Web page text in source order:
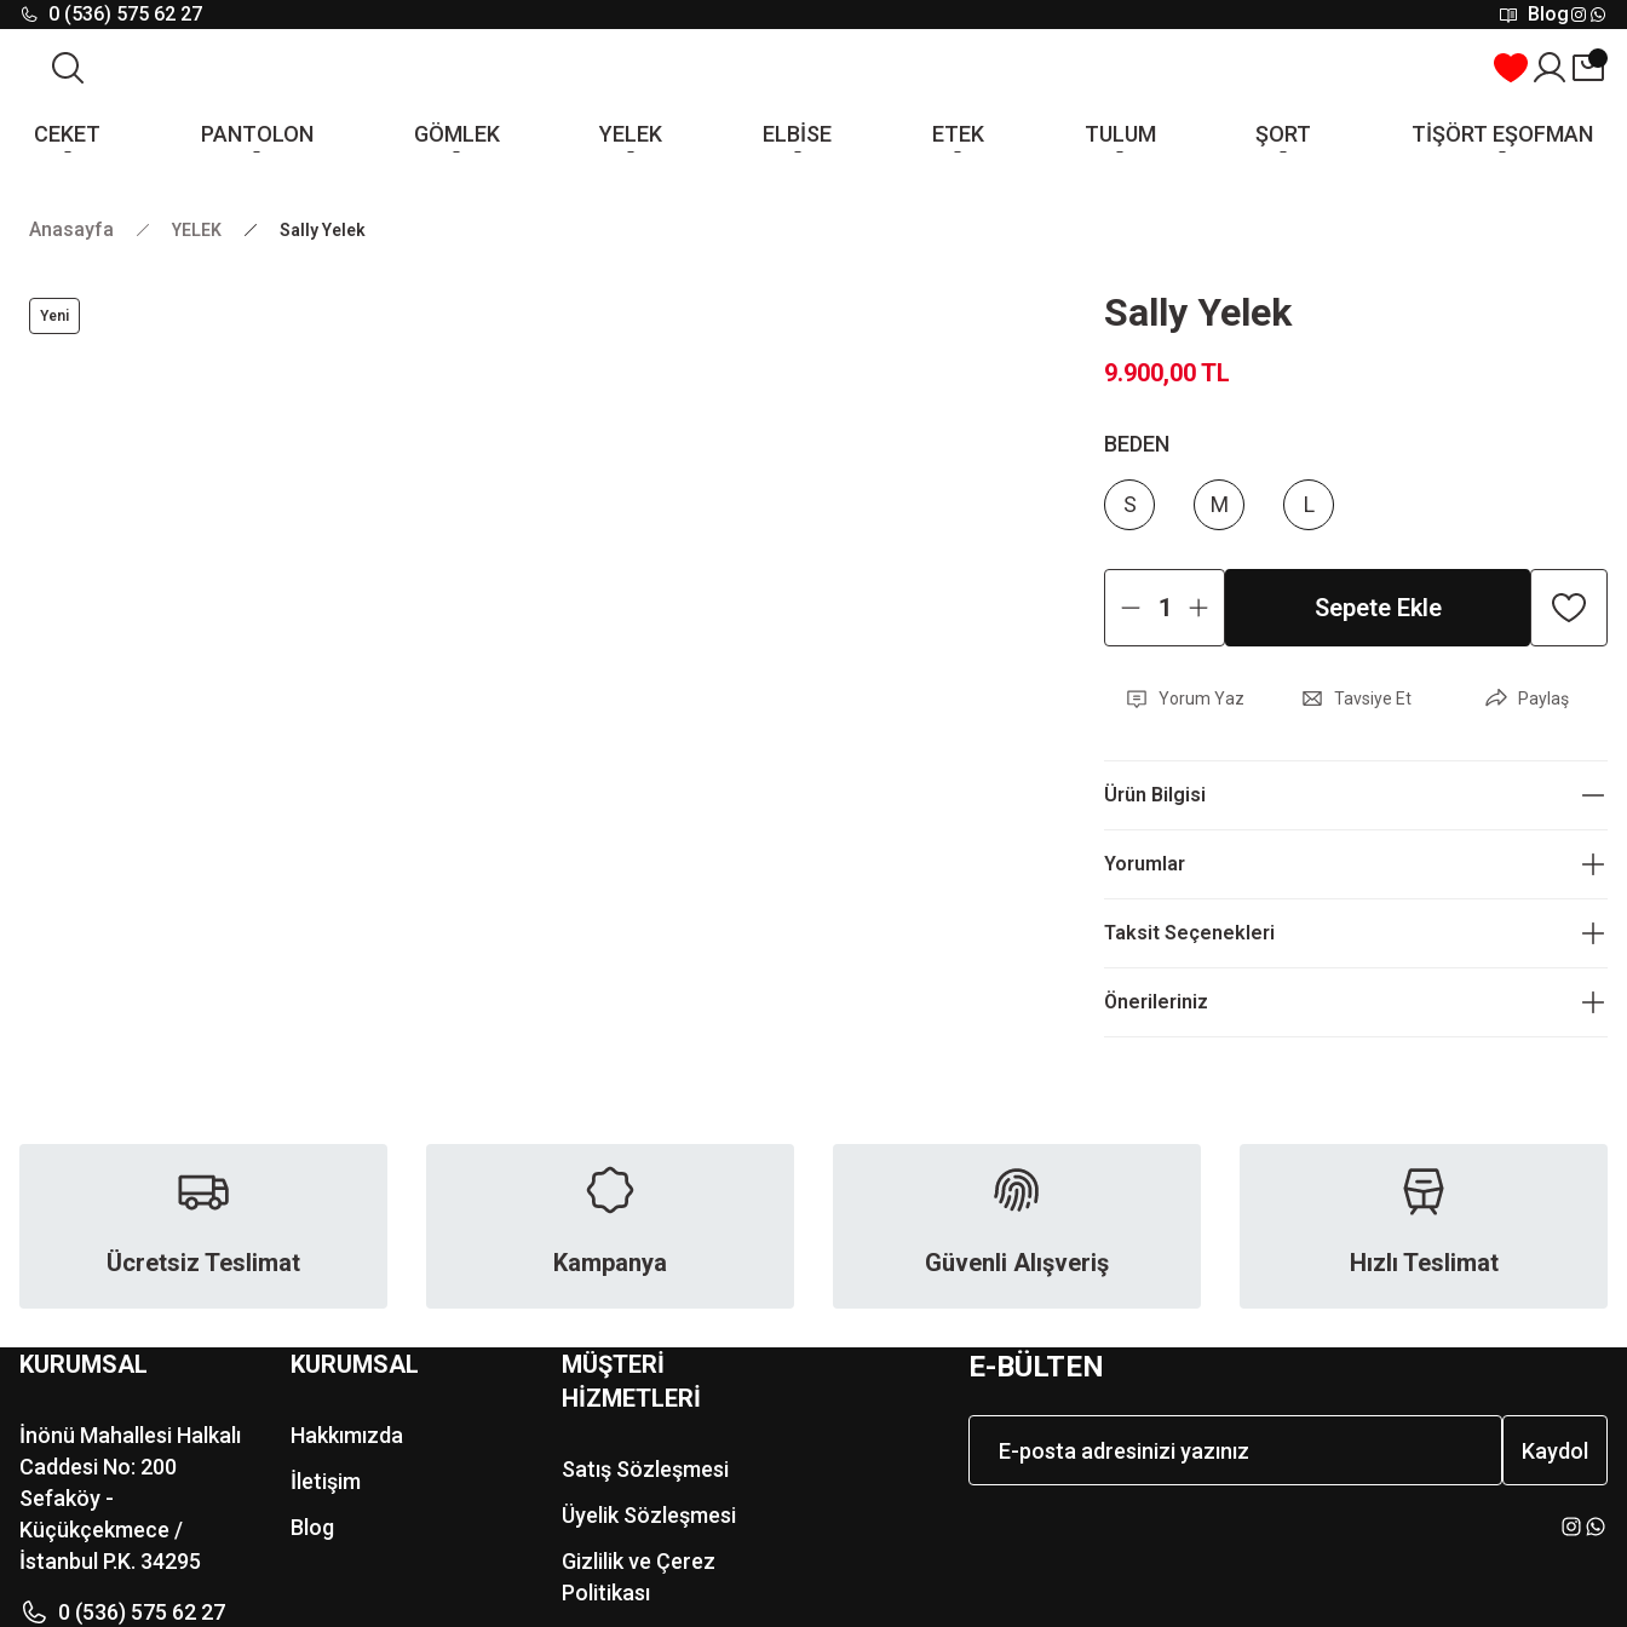
0 (536) 575 62 27 Blog
CEKET PANTOLON GÖMLEK YELEK ELBİSE ETEK TULUM ŞORT TİŞÖRT EŞOFMAN
Anasayfa YELEK Sally Yelek
Yeni Sally Yelek
9.900,00 TL
BEDEN
S M L
Sepete Ekle
Yorum Yaz Tavsiye Et Paylaş
Ürün Bilgisi
Yorumlar
Taksit Seçenekleri
Önerileriniz
Ücretsiz Teslimat Kampanya Güvenli Alışveriş Hızlı Teslimat
KURUMSAL
İnönü Mahallesi Halkalı
Caddesi No: 200
Sefaköy -
Küçükçekmece /
İstanbul P.K. 34295
0 (536) 575 62 27
KURUMSAL
Hakkımızda
İletişim
Blog
MÜŞTERİ
HİZMETLERİ
Satış Sözleşmesi
Üyelik Sözleşmesi
Gizlilik ve Çerez
Politikası
E-BÜLTEN
Kaydol